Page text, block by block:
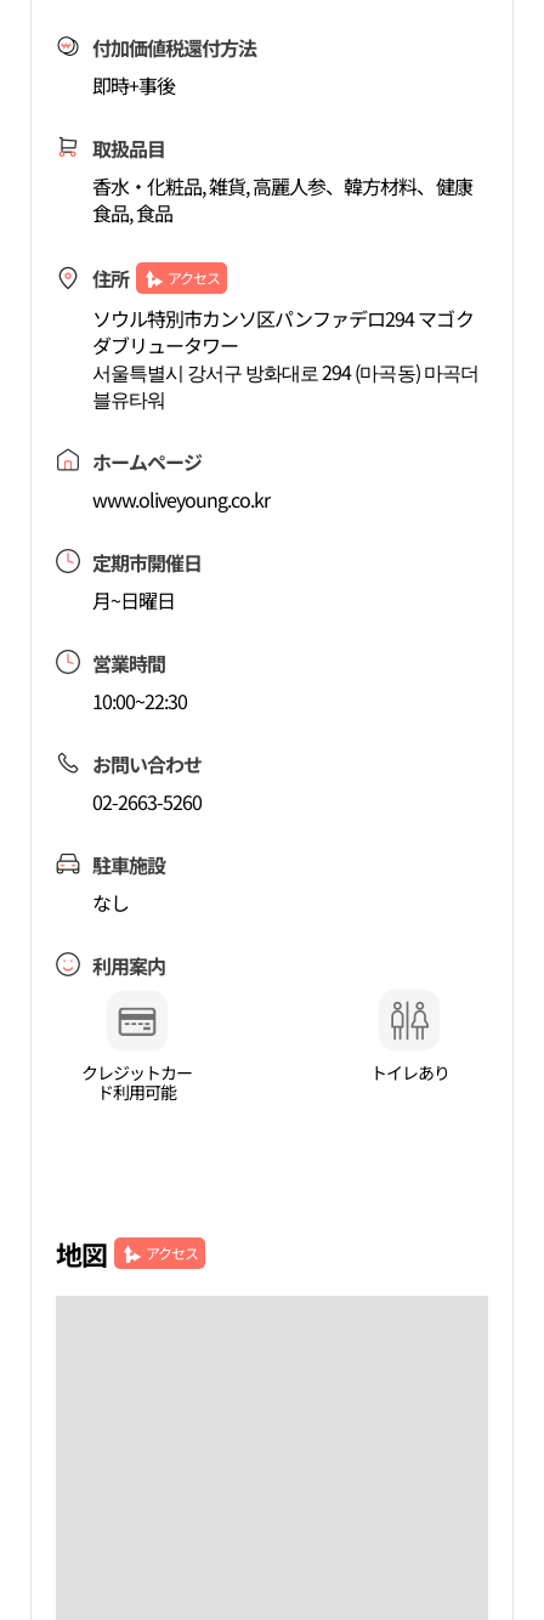
付加価値税還付方法
即時+事後
取扱品目
香水・化粧品, 雑貨, 高麗人参、韓方材料、健康
食品, 食品
住所 アクセス
ソウル特別市カンソ区パンファデロ294 マゴク
ダブリュータワー
서울특별시 강서구 방화대로 294 (마곡동) 마곡더
블유타워
ホームページ
www.oliveyoung.co.kr
定期市開催日
月~日曜日
営業時間
10:00~22:30
お問い合わせ
02-2663-5260
駐車施設
なし
利用案内
クレジットカー
ド利用可能
トイレあり
地図 アクセス